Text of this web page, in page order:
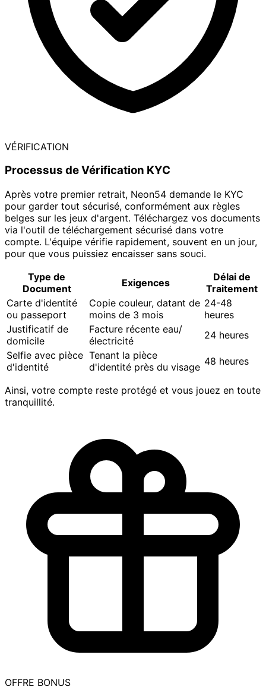
VÉRIFICATION
Processus de Vérification KYC
Après votre premier retrait, Neon54 demande le KYC
pour garder tout sécurisé, conformément aux règles
belges sur les jeux d'argent. Téléchargez vos documents
via l'outil de téléchargement sécurisé dans votre
compte. L'équipe vérifie rapidement, souvent en un jour,
pour que vous puissiez encaisser sans souci.
Type de
Document
Exigences
Délai de
Traitement
Carte d'identité
ou passeport
Copie couleur, datant de
moins de 3 mois
24-48
heures
Justificatif de
domicile
Facture récente eau/
électricité
24 heures
Selfie avec pièce
d'identité
Tenant la pièce
d'identité près du visage 48 heures
Ainsi, votre compte reste protégé et vous jouez en toute
tranquillité.
OFFRE BONUS